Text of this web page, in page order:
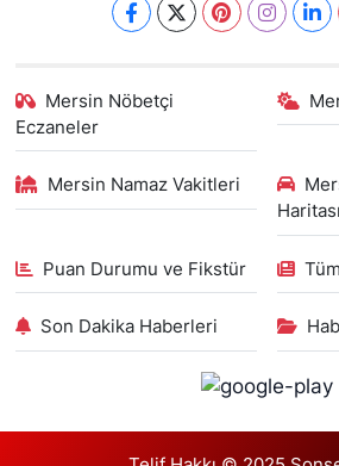
Mersin Nöbetçi
Eczaneler
Mersin Namaz Vakitleri
Haritası
Puan Durumu ve Fikstür
Son Dakika Haberleri